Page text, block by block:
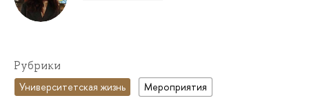
Рубрики
Университетская жизнь Мероприятия